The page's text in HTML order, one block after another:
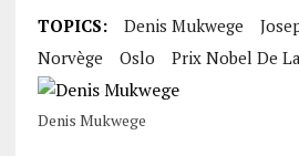
TOPICS: Denis Mukwege
Norvège
Oslo Prix Nobel De
Denis Mukwege